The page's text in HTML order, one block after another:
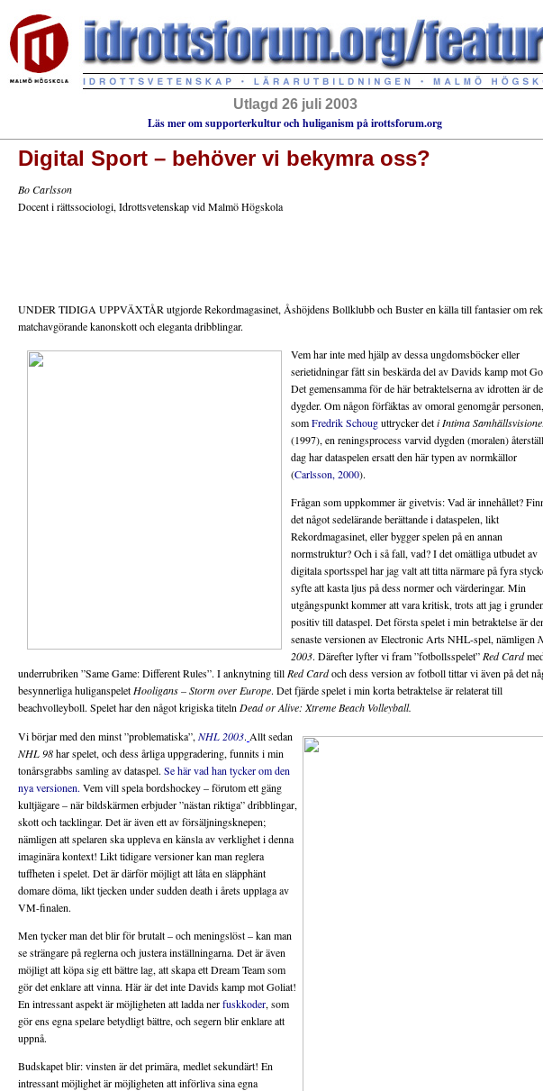
Utlagd 26 juli 2003
Läs mer om supporterkultur och huliganism på irottsforum.org
Digital Sport – behöver vi bekymra oss?
Bo Carlsson
Docent i rättssociologi, Idrottsvetenskap vid Malmö Högskola
UNDER TIDIGA UPPVÄXTÅR utgjorde Rekordmagasinet, Åshöjdens Bollklubb och Buster en källa till fantasier om
matchavgörande kanonskott och eleganta dribblingar.
Vem har inte med hjälp av dessa ungdomsböcker eller
serietidningar fått sin beskärda del av Davids kamp mot
Det gemensamma för de här betraktelserna av idrotten är
dygder. Om någon förfäktas av omoral genomgår personen,
somFredrik Schouguttrycker deti Intima
(1997), en reningsprocess varvid dygden (moralen)
dag har dataspelen ersatt den här typen av normkällor
(Carlsson, 2000).
Frågan som uppkommer är givetvis: Vad är innehållet?
det något sedelärande berättande i dataspelen, likt
Rekordmagasinet, eller bygger spelen på en annan
normstruktur? Och i så fall, vad? I det omätliga utbudet av
digitala sportsspel har jag valt att titta närmare på fyra
syfte att kasta ljus på dess normer och värderingar. Min
utgångspunkt kommer att vara kritisk, trots att jag i
positiv till dataspel. Det första spelet i min betraktelse är
senaste versionen av Electronic Arts NHL-spel, nämligen
2003. Därefter lyfter vi fram ”fotbollsspelet” Red Card
underrubriken ”Same Game: Different Rules”. I anknytning till Red Cardoch dess version av fotboll tittar vi även på det
besynnerliga huliganspelet Hooligans – Storm over Europe. Det fjärde spelet i min korta betraktelse är relaterat till
beachvolleyboll. Spelet har den något krigiska titeln Dead or Alive: Xtreme Beach Volleyball.
Vi börjar med den minst ”problematiska”, NHL 2003. Allt sedan
NHL 98har spelet, och dess årliga uppgradering, funnits i min
tonårsgrabbs samling av dataspel. Se här vad han tycker om den
nya versionen. Vem vill spela bordshockey – förutom ett gäng
kultjägare – när bildskärmen erbjuder ”nästan riktiga” dribblingar,
skott och tacklingar. Det är även ett av försäljningsknepen;
nämligen att spelaren ska uppleva en känsla av verklighet i denna
imaginära kontext! Likt tidigare versioner kan man reglera
tuffheten i spelet. Det är därför möjligt att låta en släpphänt
domare döma, likt tjecken under sudden death i årets upplaga av
VM-finalen.
Men tycker man det blir för brutalt – och meningslöst – kan man
se strängare på reglerna och justera inställningarna. Det är även
möjligt att köpa sig ett bättre lag, att skapa ett Dream Team som
gör det enklare att vinna. Här är det inte Davids kamp mot Goliat!
En intressant aspekt är möjligheten att ladda nerfuskkoder, som
gör ens egna spelare betydligt bättre, och segern blir enklare att
uppnå.
Budskapet blir: vinsten är det primära, medlet sekundärt! En
intressant möjlighet är möjligheten att införliva sina egna